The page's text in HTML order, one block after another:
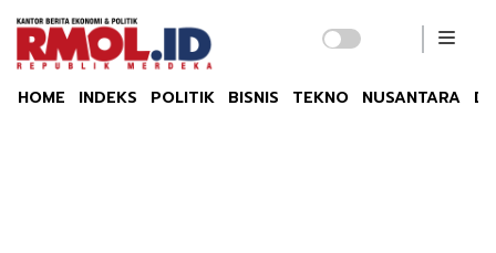
HOME INDEKS POLITIK BISNIS TEKNO NUSANTARA